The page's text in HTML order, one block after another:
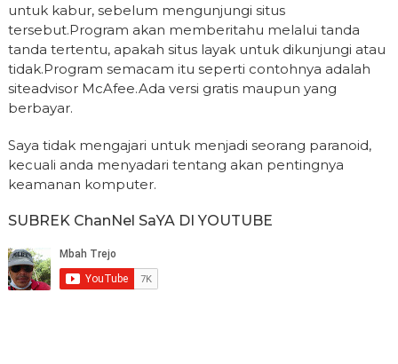
untuk kabur, sebelum mengunjungi situs
tersebut.Program akan memberitahu melalui tanda
tanda tertentu, apakah situs layak untuk dikunjungi atau
tidak.Program semacam itu seperti contohnya adalah
siteadvisor McAfee.Ada versi gratis maupun yang
berbayar.
Saya tidak mengajari untuk menjadi seorang paranoid,
kecuali anda menyadari tentang akan pentingnya
keamanan komputer.
SUBREK ChanNel SaYA DI YOUTUBE